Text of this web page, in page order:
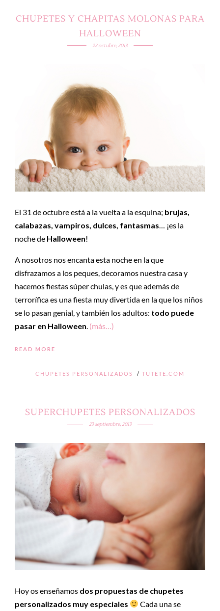
CHUPETES Y CHAPITAS MOLONAS PARA
HALLOWEEN
22 octubre, 2013
El 31 de octubre está a la vuelta a la esquina; brujas,
calabazas, vampiros, dulces, fantasmas … ¡es la
noche de Halloween!
A nosotros nos encanta esta noche en la que
disfrazamos a los peques, decoramos nuestra casa y
hacemos fiestas súper chulas, y es que además de
terrorífica es una fiesta muy divertida en la que los niños
se lo pasan genial, y también los adultos: todo puede
pasar en Halloween (más…)
READ MORE
CHUPETES PERSONALIZADOS / TUTETE.COM
SUPERCHUPETES PERSONALIZADOS
23 septiembre, 2013
Hoy os enseñamos dos propuestas de chupetes
personalizados muy especiales
Cada una se